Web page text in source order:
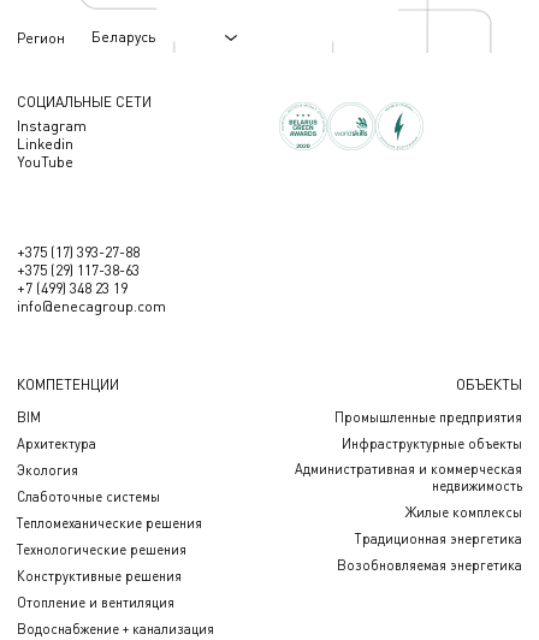
Регион Беларусь
СОЦИАЛЬНЫЕ СЕТИ
Instagram
Linkedin
YouTube
+375 (17) 393-27-88
+375 (29) 117-38-63
+7 (499) 348 23 19
info@enecagroup.com
КОМПЕТЕНЦИИ
BIM
Архитектура
Экология
Слаботочные системы
Тепломеханические решения
Технологические решения
Конструктивные решения
Отопление и вентиляция
Водоснабжение + канализация
ОБЪЕКТЫ
Промышленные предприятия
Инфраструктурные объекты
Административная и коммерческая
недвижимость
Жилые комплексы
Традиционная энергетика
Возобновляемая энергетика